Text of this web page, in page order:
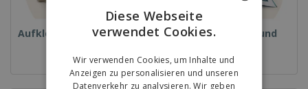
Aufkleber
Magazine, Bücher und
ENGLISH
Diese Webseite
verwendet Cookies.
Wir verwenden Cookies, um Inhalte und
Anzeigen zu personalisieren und unseren
Datenverkehr zu analysieren. Wir geben